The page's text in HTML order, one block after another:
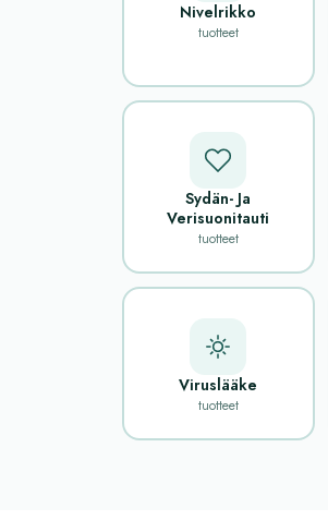
Nivelrikko
tuotteet
Sydän- Ja
Verisuonitauti
tuotteet
Viruslääke
tuotteet